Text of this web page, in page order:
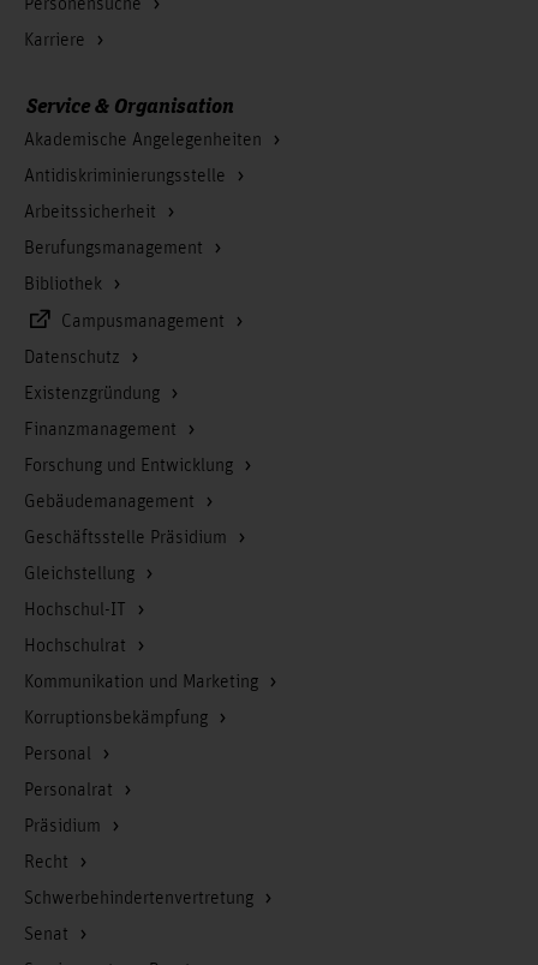
Personensuche
Karriere
Service & Organisation
Akademische Angelegenheiten
Antidiskriminierungsstelle
Arbeitssicherheit
Berufungsmanagement
Bibliothek
Campusmanagement
Datenschutz
Existenzgründung
Finanzmanagement
Forschung und Entwicklung
Gebäudemanagement
Geschäftsstelle Präsidium
Gleichstellung
Hochschul-IT
Hochschulrat
Kommunikation und Marketing
Korruptionsbekämpfung
Personal
Personalrat
Präsidium
Recht
Schwerbehindertenvertretung
Senat